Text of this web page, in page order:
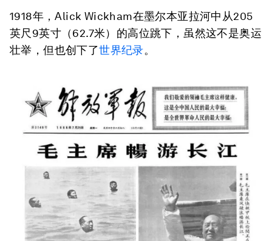
1918年，Alick Wickham在墨尔本亚拉河中从205
英尺9英寸（62.7米）的高位跳下，虽然这不是奥运
壮举，但也创下了世界纪录。